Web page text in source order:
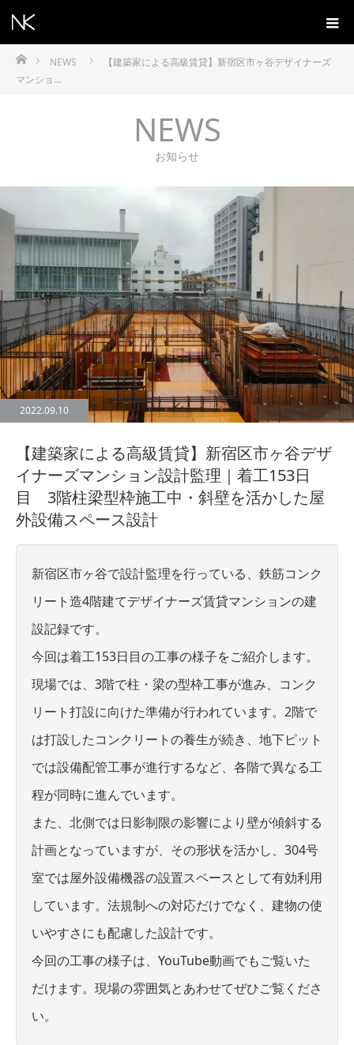
ホームNEWS
【建築家による高級賃貸】新宿区市ヶ谷デザイナーズ
マンショ…
NEWS
お知らせ
2022.09.10
【建築家による高級賃貸】新宿区市ヶ谷デザ
イナーズマンション設計監理｜着工153日
目 3階柱梁型枠施工中・斜壁を活かした屋
外設備スペース設計
新宿区市ヶ谷で設計監理を行っている、鉄筋コンク
リート造4階建てデザイナーズ賃貸マンションの建
設記録です。
今回は着工153日目の工事の様子をご紹介します。
現場では、3階で柱・梁の型枠工事が進み、コンク
リート打設に向けた準備が行われています。2階で
は打設したコンクリートの養生が続き、地下ピット
では設備配管工事が進行するなど、各階で異なる工
程が同時に進んでいます。
また、北側では日影制限の影響により壁が傾斜する
計画となっていますが、その形状を活かし、304号
室では屋外設備機器の設置スペースとして有効利用
しています。法規制への対応だけでなく、建物の使
いやすさにも配慮した設計です。
今回の工事の様子は、YouTube動画でもご覧いた
だけます。現場の雰囲気とあわせてぜひご覧くださ
い。